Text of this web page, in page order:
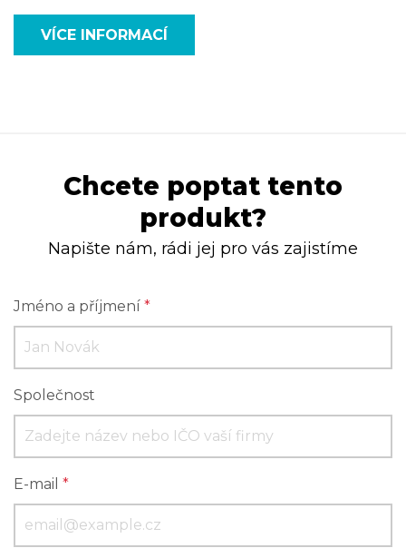
VÍCE INFORMACÍ
Chcete poptat tento
produkt?
Napište nám, rádi jej pro vás zajistíme
Jméno a příjmení *
Společnost
E-mail *